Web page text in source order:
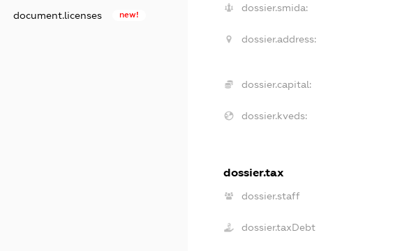
document.licenses new!
dossier.smida:
dossier.address:
dossier.capital:
dossier.kveds:
dossier.tax
dossier.staff
dossier.taxDebt